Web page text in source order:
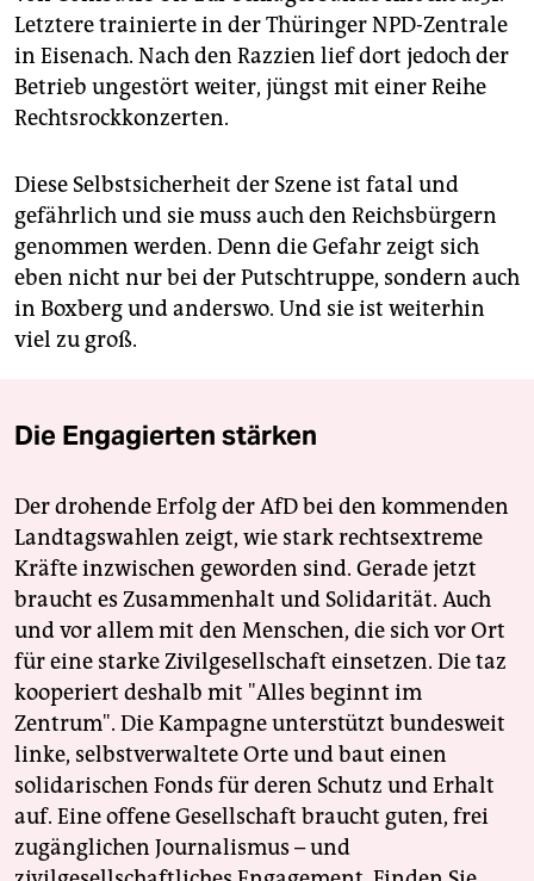
Letztere trainierte in der Thüringer NPD-Zentrale
in Eisenach. Nach den Razzien lief dort jedoch der
Betrieb ungestört weiter, jüngst mit einer Reihe
Rechtsrockkonzerten.
Diese Selbstsicherheit der Szene ist fatal und
gefährlich und sie muss auch den Reichsbürgern
genommen werden. Denn die Gefahr zeigt sich
eben nicht nur bei der Putschtruppe, sondern auch
in Boxberg und anderswo. Und sie ist weiterhin
viel zu groß.
Die Engagierten stärken
Der drohende Erfolg der AfD bei den kommenden
Landtagswahlen zeigt, wie stark rechtsextreme
Kräfte inzwischen geworden sind. Gerade jetzt
braucht es Zusammenhalt und Solidarität. Auch
und vor allem mit den Menschen, die sich vor Ort
für eine starke Zivilgesellschaft einsetzen. Die taz
kooperiert deshalb mit "Alles beginnt im
Zentrum". Die Kampagne unterstützt bundesweit
linke, selbstverwaltete Orte und baut einen
solidarischen Fonds für deren Schutz und Erhalt
auf. Eine offene Gesellschaft braucht guten, frei
zugänglichen Journalismus – und